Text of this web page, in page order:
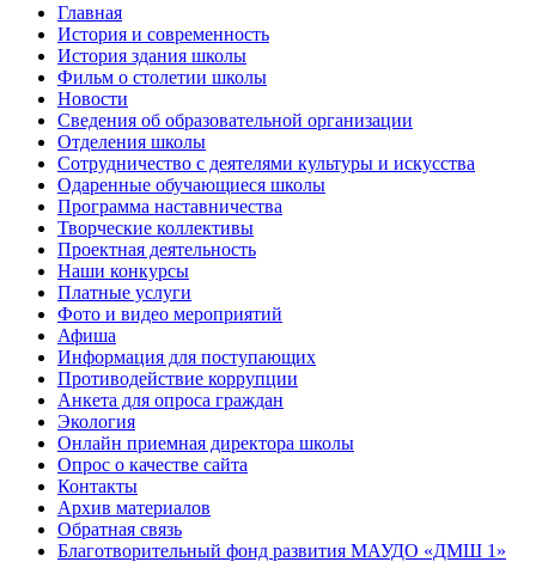
Главная
История и современность
История здания школы
Фильм о столетии школы
Новости
Сведения об образовательной организации
Отделения школы
Сотрудничество с деятелями культуры и искусства
Одаренные обучающиеся школы
Программа наставничества
Творческие коллективы
Проектная деятельность
Наши конкурсы
Платные услуги
Фото и видео мероприятий
Афиша
Информация для поступающих
Противодействие коррупции
Анкета для опроса граждан
Экология
Онлайн приемная директора школы
Опрос о качестве сайта
Контакты
Архив материалов
Обратная связь
Благотворительный фонд развития МАУДО «ДМШ 1»